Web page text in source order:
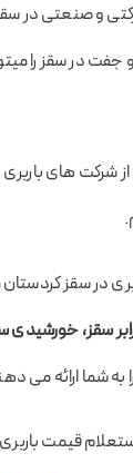
و صنعتی در
در سقز را
شرکت های
در سقز
سقز، خورشیدی
به شما ارائه می
قیمت